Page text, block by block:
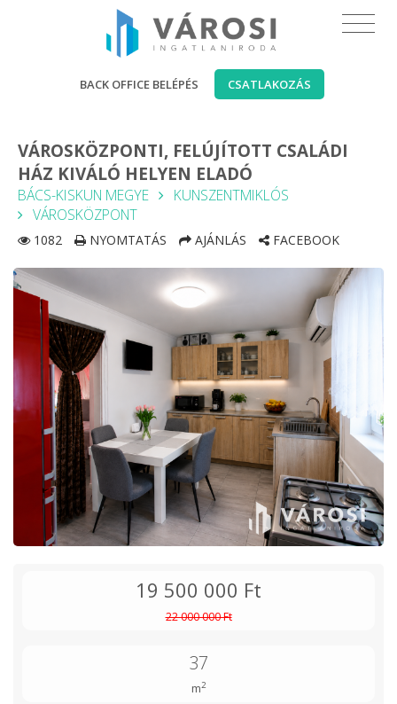
BACK OFFICE BELÉPÉS CSATLAKOZÁS
VÁROSKÖZPONTI, FELÚJÍTOTT CSALÁDI
HÁZ KIVÁLÓ HELYEN ELADÓ
BÁCS-KISKUN MEGYE
KUNSZENTMIKLÓS
VÁROSKÖZPONT
1082 NYOMTATÁS AJÁNLÁS FACEBOOK
19 500 000 Ft
22 000 000 Ft
37
m2